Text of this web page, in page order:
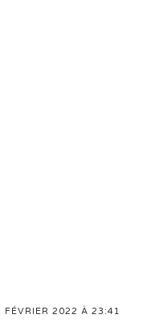
FÉVRIER 2022 À 23:41